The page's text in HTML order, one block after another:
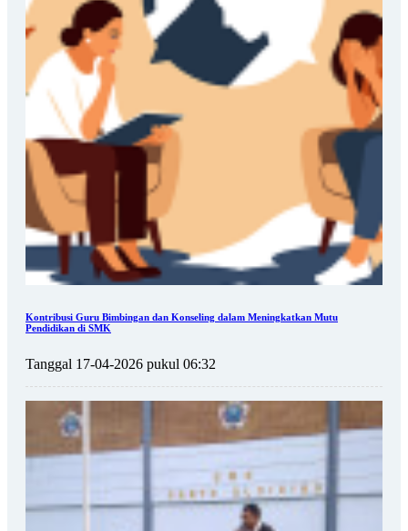
Kontribusi Guru Bimbingan dan Konseling dalam Meningkatkan Mutu
Pendidikan di SMK
Tanggal 17-04-2026 pukul 06:32